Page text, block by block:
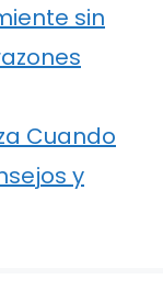
sin
Cuando
y